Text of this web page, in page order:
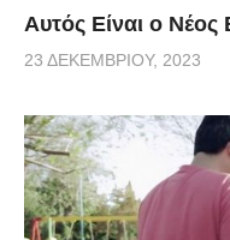
Αυτός Είναι ο Νέος
23 ΔΕΚΕΜΒΡΊΟΥ, 2023